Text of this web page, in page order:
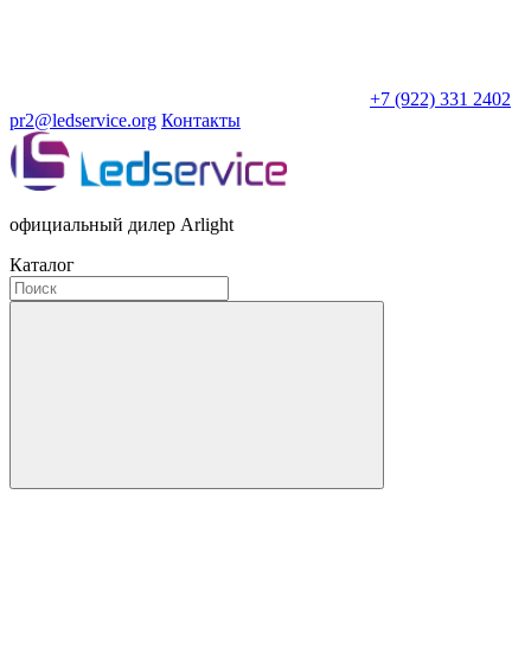
+7 (922) 331 2402
pr2@ledservice.org Контакты
официальный дилер Arlight
Каталог